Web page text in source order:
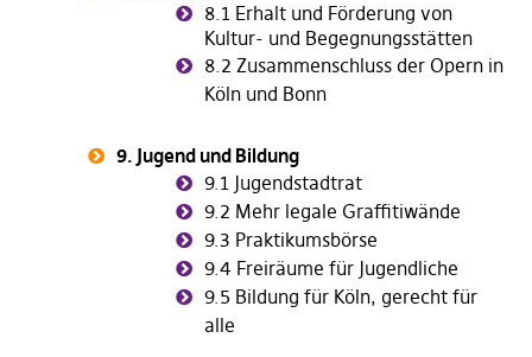
8.1 Erhalt und Förderung von
Kultur- und Begegnungsstätten
8.2 Zusammenschluss der Opern in
Köln und Bonn
9. Jugend und Bildung
9.1 Jugendstadtrat
9.2 Mehr legale Graffitiwände
9.3 Praktikumsbörse
9.4 Freiräume für Jugendliche
9.5 Bildung für Köln, gerecht für
alle